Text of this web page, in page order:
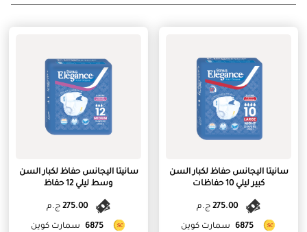
سانيتا اليجانس حفاظ لكبار السن
كبير ليلي 10 حفاظات
275.00 ج.م
6875 سمارت كوين
سانيتا اليجانس حفاظ لكبار السن
وسط ليلي 12 حفاظ
275.00 ج.م
6875 سمارت كوين